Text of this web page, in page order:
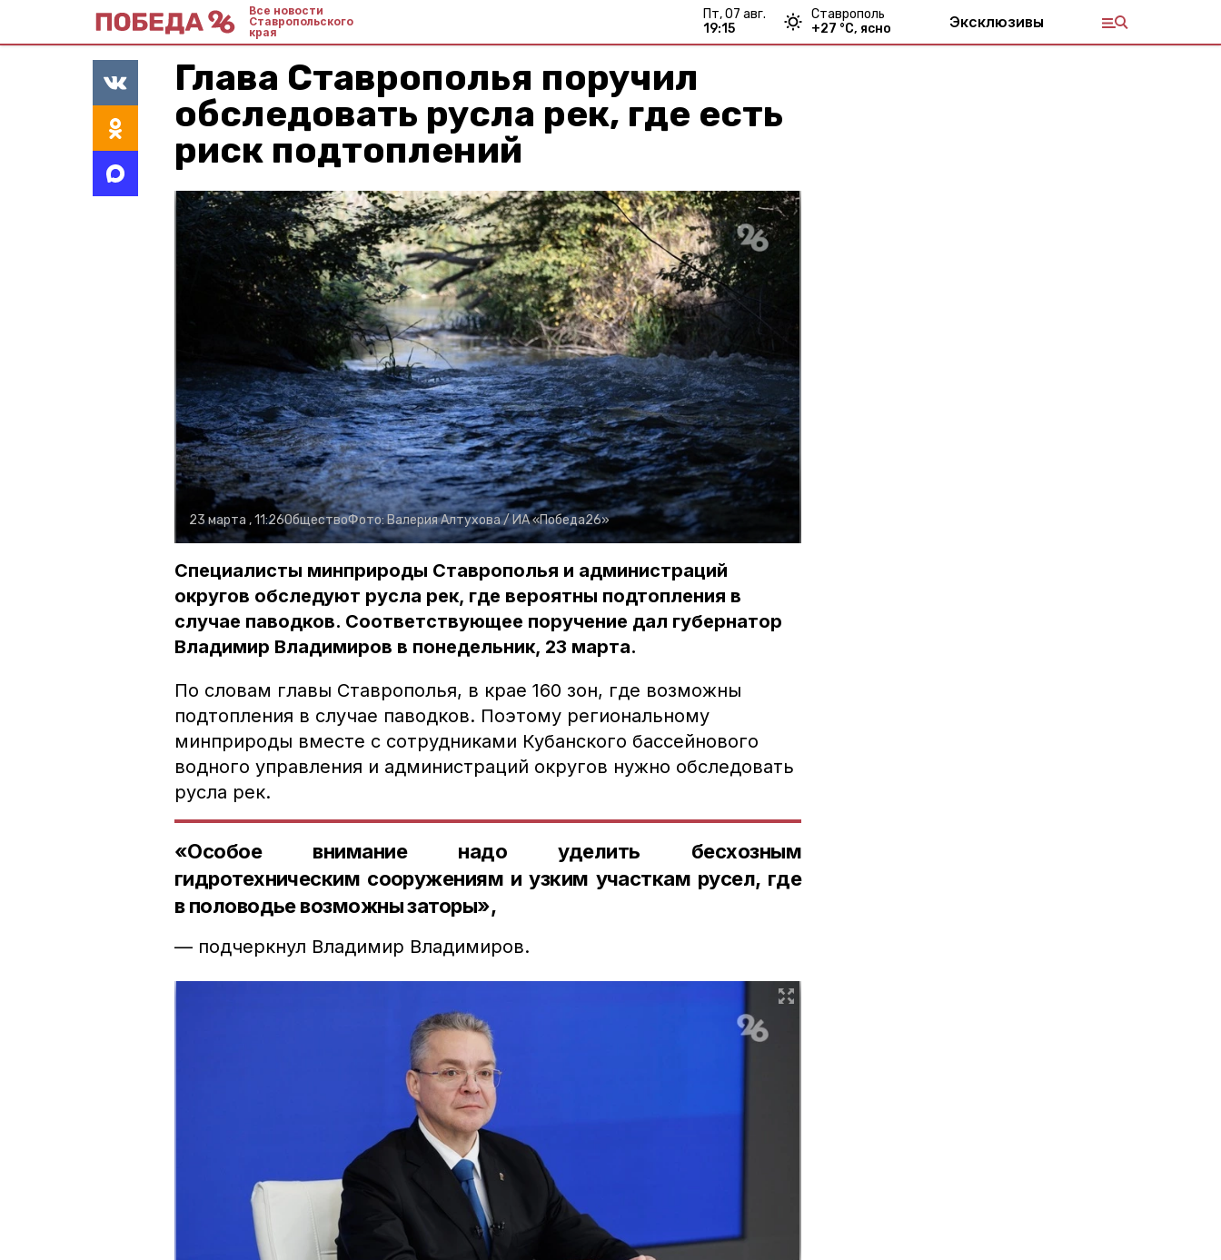
Все новости
Ставропольского
края
пт, 07 авг.
19:15
Ставрополь
+27 °С, ясно Эксклюзивы
Глава Ставрополья поручил
обследовать русла рек, где есть
риск подтоплений
23 марта , 11:26ОбществоФото:Валерия Алтухова / ИА «Победа26»
Специалисты минприроды Ставрополья и администраций
округов обследуют русла рек, где вероятны подтопления в
случае паводков. Соответствующее поручение дал губернатор
Владимир Владимиров в понедельник, 23 марта.
По словам главы Ставрополья, в крае 160 зон, где возможны
подтопления в случае паводков. Поэтому региональному
минприроды вместе с сотрудниками Кубанского бассейнового
водного управления и администраций округов нужно обследовать
русла рек.
«Особое внимание надо уделить бесхозным
гидротехническим сооружениям и узким участкам русел, где
в половодье возможны заторы»,
— подчеркнул Владимир Владимиров.